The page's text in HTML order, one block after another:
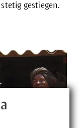
gestiegen.